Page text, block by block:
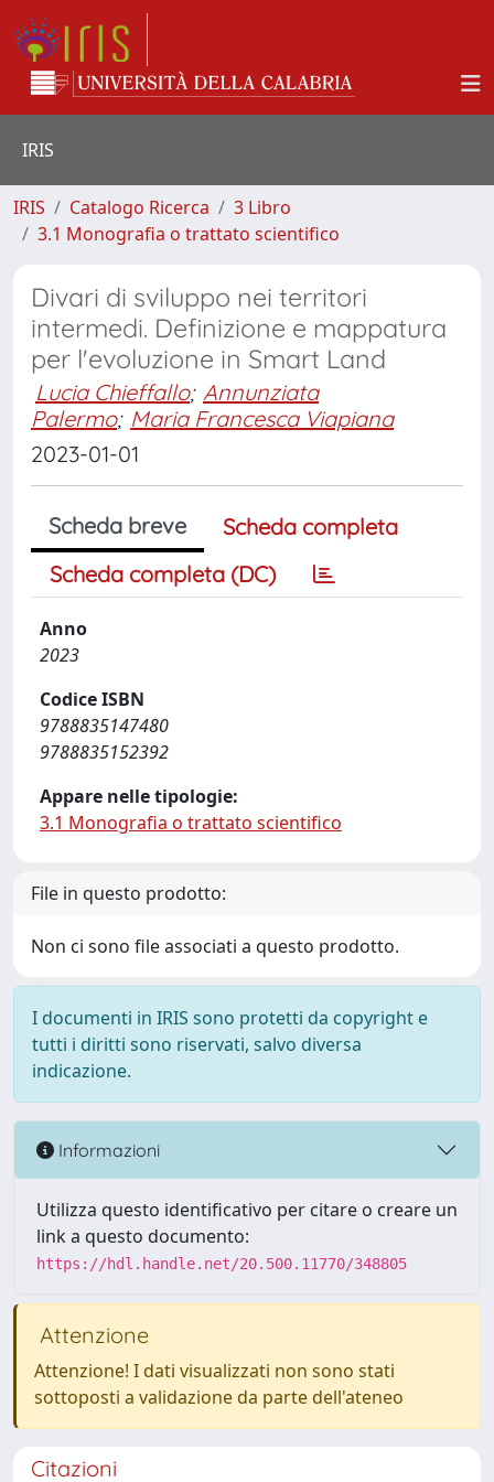
IRIS
IRIS Catalogo Ricerca
3 Libro
3.1 Monografia o trattato scientifico
Divari di sviluppo nei territori
intermedi. Definizione e mappatura
per l'evoluzione in Smart Land
Lucia Chieffallo; Annunziata
Palermo; Maria Francesca Viapiana
2023-01-01
Scheda breve
Scheda completa
Scheda completa (DC)
Anno
2023
Codice ISBN
9788835147480
9788835152392
Appare nelle tipologie:
3.1 Monografia o trattato scientifico
File in questo prodotto:
Non ci sono file associati a questo prodotto.
I documenti in IRIS sono protetti da copyright e
tutti i diritti sono riservati, salvo diversa
indicazione.
Informazioni
Utilizza questo identificativo per citare o creare un
link a questo documento:
https://hdl.handle.net/20.500.11770/348805
Attenzione
Attenzione! I dati visualizzati non sono stati
sottoposti a validazione da parte dell'ateneo
Citazioni